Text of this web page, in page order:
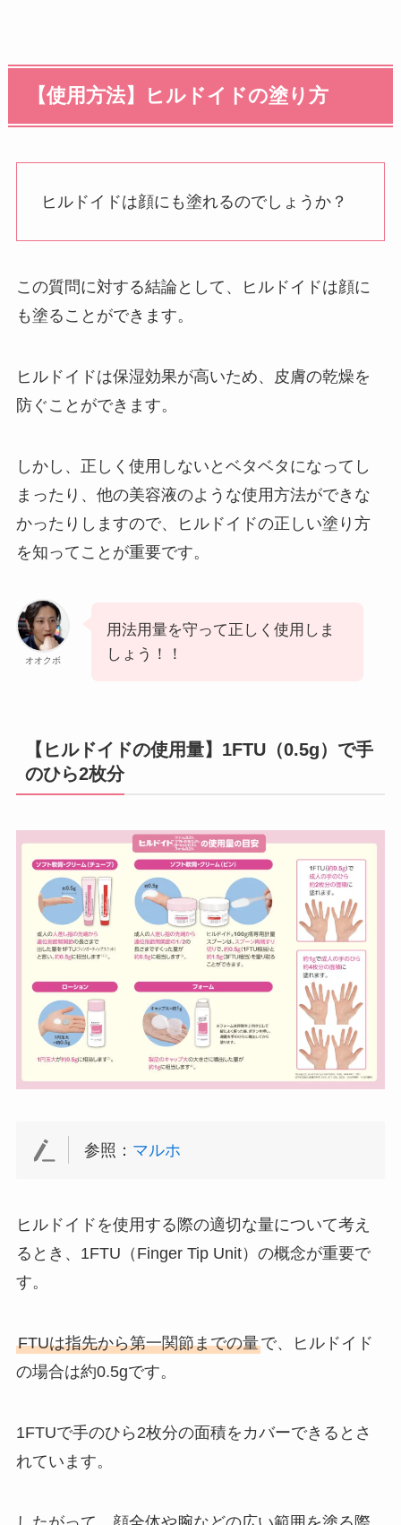
【使用方法】ヒルドイドの塗り方
ヒルドイドは顔にも塗れるのでしょうか？
この質問に対する結論として、ヒルドイドは顔に
も塗ることができます。
ヒルドイドは保湿効果が高いため、皮膚の乾燥を
防ぐことができます。
しかし、正しく使用しないとベタベタになってし
まったり、他の美容液のような使用方法ができな
かったりしますので、ヒルドイドの正しい塗り方
を知ってことが重要です。
オオクボ
用法用量を守って正しく使用しま
しょう！！
【ヒルドイドの使用量】1FTU（0.5g）で手
のひら2枚分
参照： マルホ
ヒルドイドを使用する際の適切な量について考え
るとき、1FTU（Finger Tip Unit）の概念が重要で
す。
FTUは指先から第一関節までの量で、ヒルドイド
の場合は約0.5gです。
1FTUで手のひら2枚分の面積をカバーできるとさ
れています。